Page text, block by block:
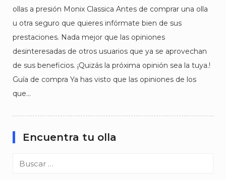
ollas a presión Monix Classica Antes de comprar una olla
u otra seguro que quieres infórmate bien de sus
prestaciones. Nada mejor que las opiniones
desinteresadas de otros usuarios que ya se aprovechan
de sus beneficios. ¡Quizás la próxima opinión sea la tuya.!
Guía de compra Ya has visto que las opiniones de los
que…
Encuentra tu olla
Buscar: